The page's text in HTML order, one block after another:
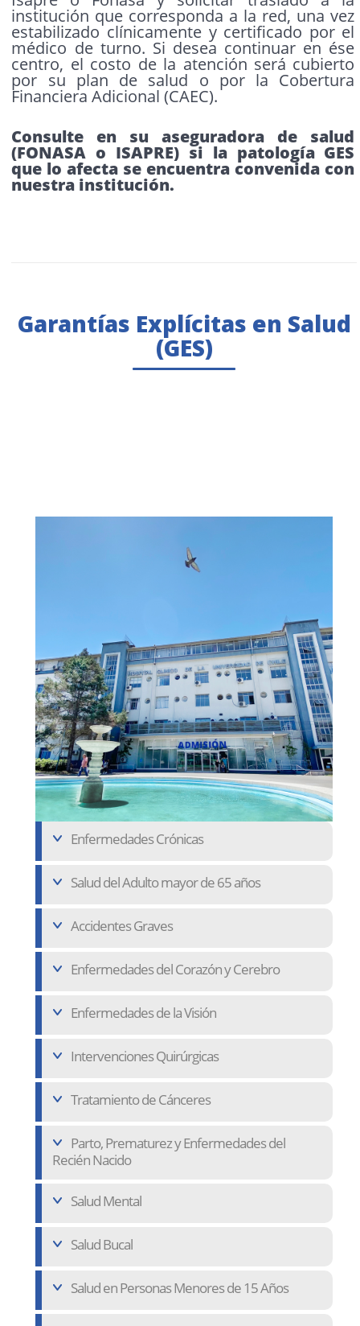
institución que corresponda a la red, una vez
estabilizado clínicamente y certificado por el
médico de turno. Si desea continuar en ése
centro, el costo de la atención será cubierto
por su plan de salud o por la Cobertura
Financiera Adicional (CAEC).
Consulte en su aseguradora de salud
(FONASA o ISAPRE) si la patología GES
que lo afecta se encuentra convenida con
nuestra institución.
Garantías Explícitas en Salud
(GES)
Enfermedades Crónicas
Salud del Adulto mayor de 65 años
Accidentes Graves
Enfermedades del Corazón y Cerebro
Enfermedades de la Visión
Intervenciones Quirúrgicas
Tratamiento de Cánceres
Parto, Prematurez y Enfermedades del
Recién Nacido
Salud Mental
Salud Bucal
Salud en Personas Menores de 15 Años